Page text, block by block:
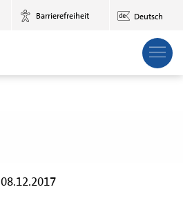
Barrierefreiheit Deutsch
08.12.2017